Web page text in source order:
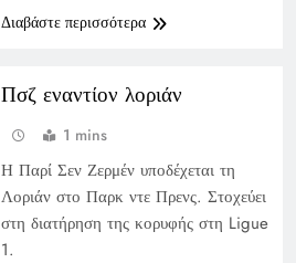
Διαβάστε περισσότερα
Πσζ εναντίον λοριάν
1 mins
Η Παρί Σεν Ζερμέν υποδέχεται τη
Λοριάν στο Παρκ ντε Πρενς. Στοχεύει
στη διατήρηση της κορυφής στη Ligue
1.